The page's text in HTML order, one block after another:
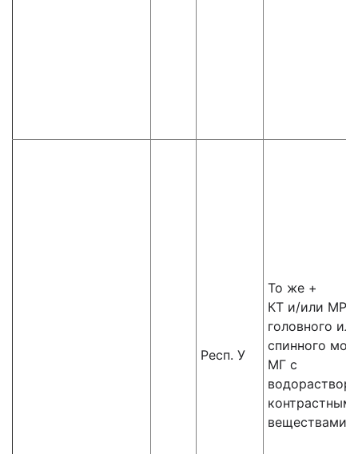
Респ. У
То же +
КТ и/или МРТ
головного
спинного
МГ с
веществами